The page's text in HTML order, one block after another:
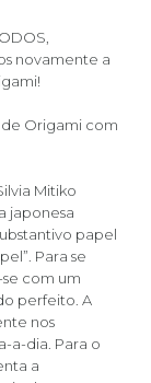
novamente a
de Origami com
Mitiko
japonesa
papel
Para se
com um
perfeito. A
nos
a-dia. Para o
a